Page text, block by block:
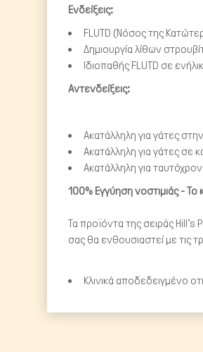
Ενδείξεις:
FLUTD (Νόσος της
Δημιουργία λίθων
Ιδιοπαθής FLUTD σε
Αντενδείξεις:
Ακατάλληλη για γάτες
Ακατάλληλη για γάτες σε
Ακατάλληλη για
100% Εγγύηση νοστιμιάς - Το
Τα προϊόντα της σειράς Hill's
σας θα ενθουσιαστεί με τις
Κλινικά αποδεδειγμένο